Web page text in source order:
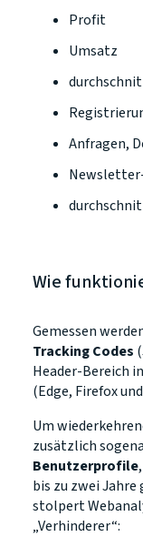
Profit
Umsatz
Anfragen,
Wie
Gemessen
Tracking Codes
Header-Bereich
(Edge, Firefox
Um
zusätzlich
Benutzerprofile
bis zu zwei
stolpert
„Verhinderer“: